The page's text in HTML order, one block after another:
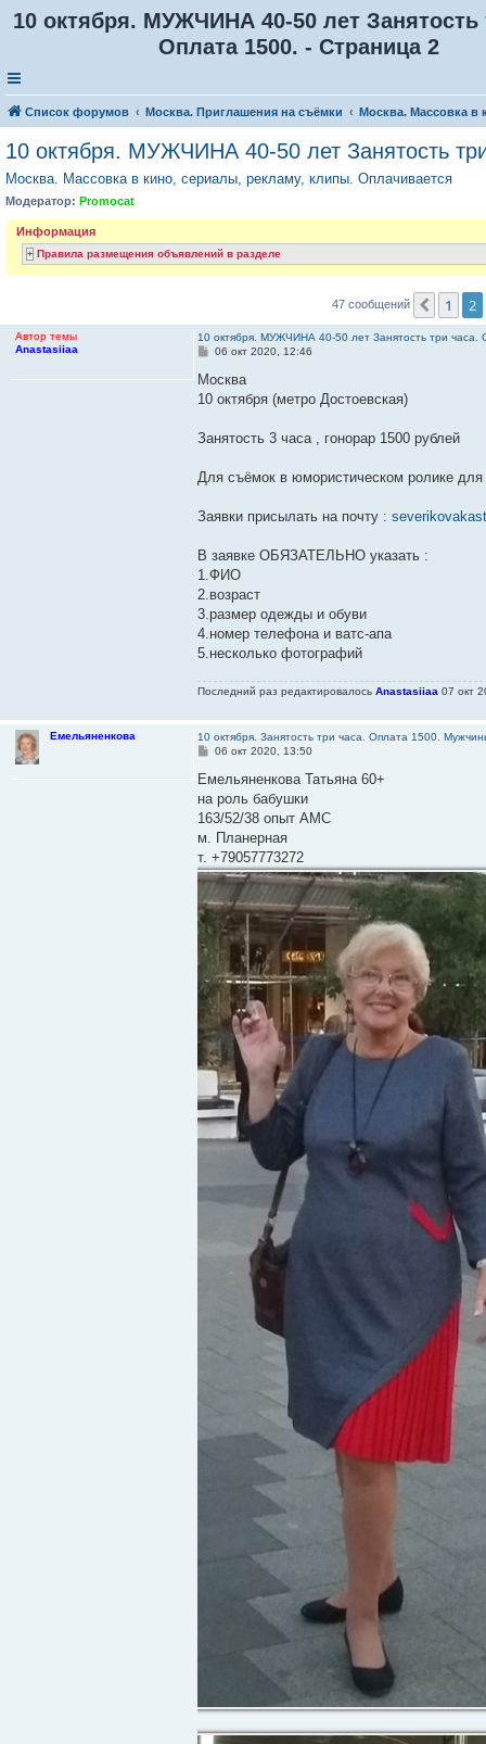
10 октября. МУЖЧИНА 40-50 лет Занятость
Оплата 1500. - Страница 2
Список форумов Москва. Приглашения на съёмки Москва. Массовка в
10 октября. МУЖЧИНА 40-50 лет Занятость
Москва. Массовка в кино, сериалы, рекламу, клипы. Оплачивается
Модератор: Promocat
Информация
Правила размещения объявлений в разделе
47 сообщений Пред.
1 2
Автор темы
Anastasiiaa
10 октября. МУЖЧИНА 40-50 лет Занятость три часа.
С
о
щ
и
06 окт 2020, 12:46
Москва
10 октября (метро Достоевская)
Занятость 3 часа , гонорар 1500 рублей
Для съёмок в юмористическом ролике
Заявки присылать на почту :
В заявке ОБЯЗАТЕЛЬНО указать :
1.ФИО
2.возраст
3.размер одежды и обуви
4.номер телефона и ватс-апа
5.несколько фотографий
Последний раз редактировалосьAnastasiiaa 07 окт
Емельяненкова
10 октября. Занятость три часа. Оплата 1500.
С
о
щ
е
и
е
06 окт 2020, 13:50
Емельяненкова Татьяна 60+
на роль бабушки
163/52/38 опыт АМС
м. Планерная
т. +79057773272